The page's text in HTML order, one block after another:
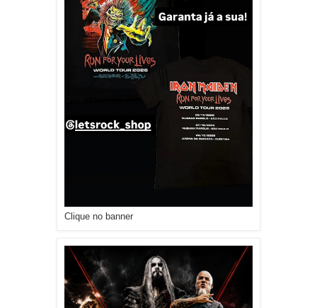
Clique no banner